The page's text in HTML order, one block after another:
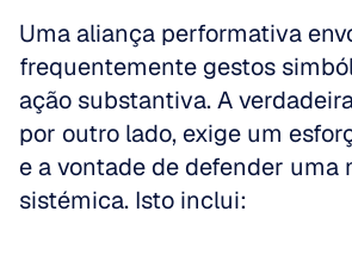
Uma aliança performativa
frequentemente gestos
ação substantiva. A
por outro lado, exige um
e a vontade de defender uma
sistémica. Isto inclui: